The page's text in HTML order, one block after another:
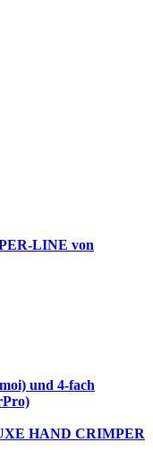
LINE von
und 4-fach
HAND CRIMPER